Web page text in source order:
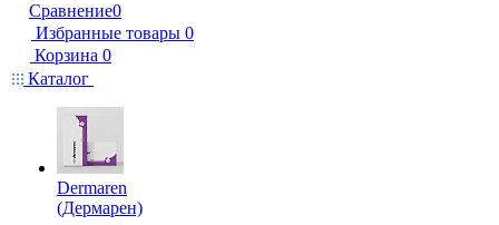
Сравнение0
Избранные товары 0
Корзина 0
Каталог
Dermaren
(Дермарен)